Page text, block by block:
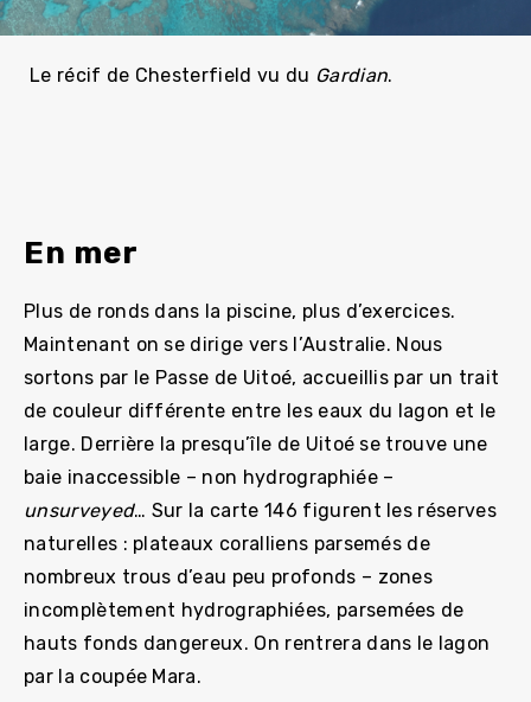
Le récif de Chesterfield vu du Gardian.
En mer
Plus de ronds dans la piscine, plus d’exercices.
Maintenant on se dirige vers l’Australie. Nous
sortons par le Passe de Uitoé, accueillis par un trait
de couleur différente entre les eaux du lagon et le
large. Derrière la presqu’île de Uitoé se trouve une
baie inaccessible – non hydrographiée –
unsurveyed… Sur la carte 146 figurent les réserves
naturelles : plateaux coralliens parsemés de
nombreux trous d’eau peu profonds – zones
incomplètement hydrographiées, parsemées de
hauts fonds dangereux. On rentrera dans le lagon
par la coupée Mara.